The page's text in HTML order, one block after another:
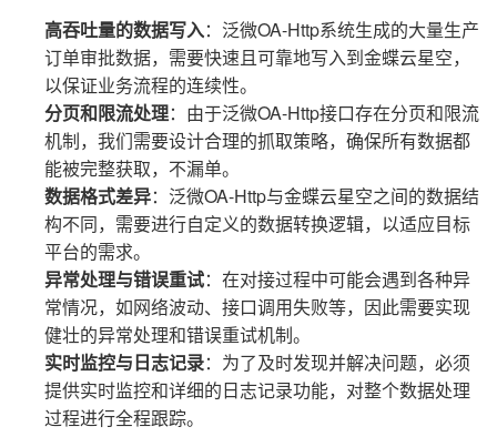
高吞吐量的数据写入：泛微OA-Http系统生成的大量生产
订单审批数据，需要快速且可靠地写入到金蝶云星空，
以保证业务流程的连续性。
分页和限流处理：由于泛微OA-Http接口存在分页和限流
机制，我们需要设计合理的抓取策略，确保所有数据都
能被完整获取，不漏单。
数据格式差异：泛微OA-Http与金蝶云星空之间的数据结
构不同，需要进行自定义的数据转换逻辑，以适应目标
平台的需求。
异常处理与错误重试：在对接过程中可能会遇到各种异
常情况，如网络波动、接口调用失败等，因此需要实现
健壮的异常处理和错误重试机制。
实时监控与日志记录：为了及时发现并解决问题，必须
提供实时监控和详细的日志记录功能，对整个数据处理
过程进行全程跟踪。